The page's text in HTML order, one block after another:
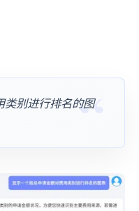
类别进行排名的图